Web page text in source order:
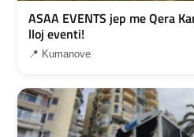
ASAA EVENTS jep me Qera
lloj eventi!
📍 Kumanove